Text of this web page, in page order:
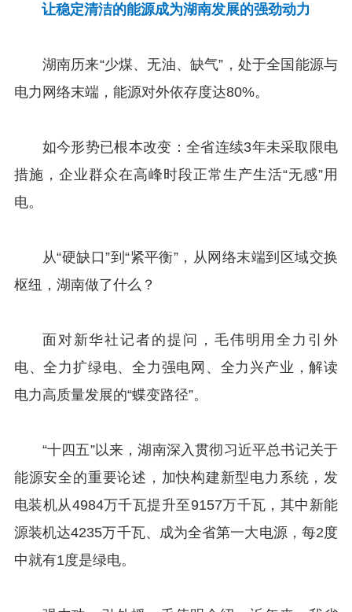
让稳定清洁的能源成为湖南发展的强劲动力
湖南历来“少煤、无油、缺气”，处于全国能源与
电力网络末端，能源对外依存度达80%。
如今形势已根本改变：全省连续3年未采取限电
措施，企业群众在高峰时段正常生产生活“无感”用
电。
从“硬缺口”到“紧平衡”，从网络末端到区域交换
枢纽，湖南做了什么？
面对新华社记者的提问，毛伟明用全力引外
电、全力扩绿电、全力强电网、全力兴产业，解读
电力高质量发展的“蝶变路径”。
“十四五”以来，湖南深入贯彻习近平总书记关于
能源安全的重要论述，加快构建新型电力系统，发
电装机从4984万千瓦提升至9157万千瓦，其中新能
源装机达4235万千瓦、成为全省第一大电源，每2度
中就有1度是绿电。